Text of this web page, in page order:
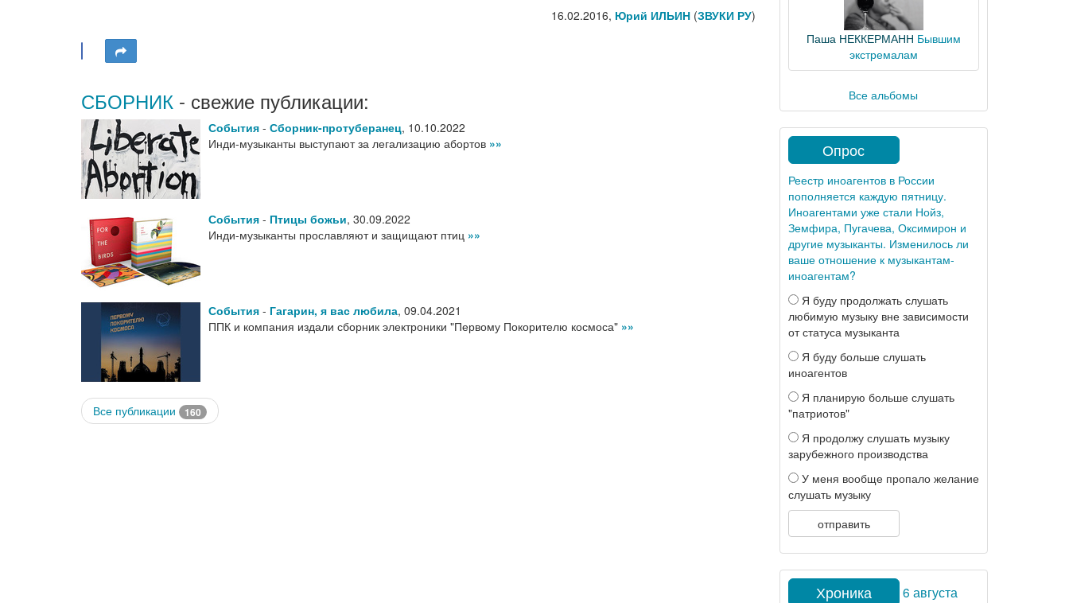
16.02.2016, Юрий ИЛЬИН(ЗВУКИ РУ)
СБОРНИК - свежие публикации:
События - Сборник-протуберанец, 10.10.2022
Инди-музыканты выступают за легализацию абортов »»
События - Птицы божьи, 30.09.2022
Инди-музыканты прославляют и защищают птиц »»
События - Гагарин, я вас любила, 09.04.2021
ППК и компания издали сборник электроники "Первому Покорителю космоса" »»
Все публикации 160
Паша НЕККЕРМАНН Бывшим
экстремалам
Все альбомы
Опрос
Реестр иноагентов в России
пополняется каждую пятницу.
Иноагентами уже стали Нойз,
Земфира, Пугачева, Оксимирон и
другие музыканты. Изменилось ли
ваше отношение к музыкантам-
иноагентам?
Я буду продолжать слушать
любимую музыку вне зависимости
от статуса музыканта
Я буду больше слушать
иноагентов
Я планирую больше слушать
"патриотов"
Я продолжу слушать музыку
зарубежного производства
У меня вообще пропало желание
слушать музыку
отправить
Хроника 6 августа